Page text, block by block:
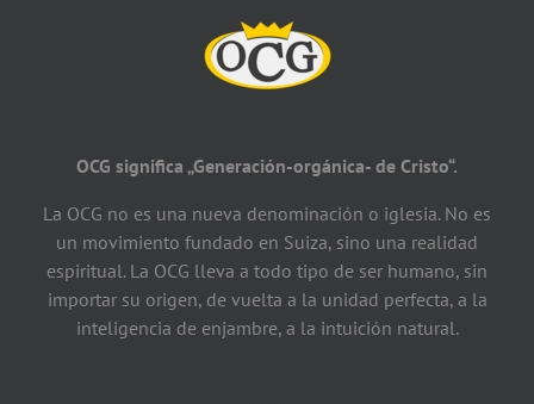
OCG significa „Generación-orgánica- de Cristo“.
La OCG no es una nueva denominación o iglesia. No es
un movimiento fundado en Suiza, sino una realidad
espiritual. La OCG lleva a todo tipo de ser humano, sin
importar su origen, de vuelta a la unidad perfecta, a la
inteligencia de enjambre, a la intuición natural.